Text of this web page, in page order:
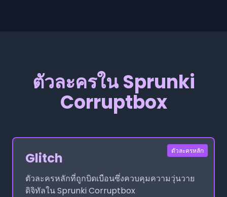
ตัวละครใน Sprunki
Corruptbox
ตัวละครหลัก
Glitch
ตัวละครหลักที่ถูกบิดเบือนซึ่งควบคุมความวุ่นวาย
ดิจิทัลใน Sprunki Corruptbox